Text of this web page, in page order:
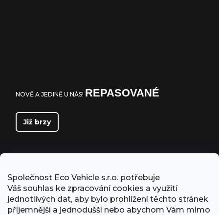
Společnost Eco Vehicle s.r.o. potřebuje
Váš souhlas ke zpracování cookies a využití
jednotlivých dat, aby bylo prohlížení těchto stránek
příjemnější a jednodušší nebo abychom Vám mimo
NOVĚ A JEDINĚ U NÁS! REPASOVANÉ
Již brzy